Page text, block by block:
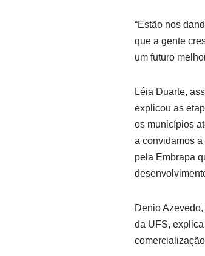
“Estão nos
que a gente
um futuro
Léia Duarte,
explicou as
os municípios
a convidamos
pela Embrapa
Denio
da UFS,